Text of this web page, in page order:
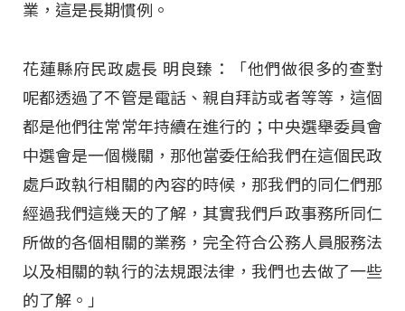
業，這是長期慣例。
花蓮縣府民政處長 明良臻：「他們做很多的查對
呢都透過了不管是電話、親自拜訪或者等等，這個
都是他們往常常年持續在進行的；中央選舉委員會
中選會是一個機關，那他當委任給我們在這個民政
處戶政執行相關的內容的時候，那我們的同仁們那
經過我們這幾天的了解，其實我們戶政事務所同仁
所做的各個相關的業務，完全符合公務人員服務法
以及相關的執行的法規跟法律，我們也去做了一些
的了解。」